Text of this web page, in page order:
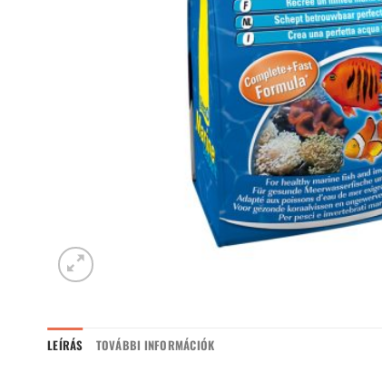
LEÍRÁS TOVÁBBI INFORMÁCIÓK